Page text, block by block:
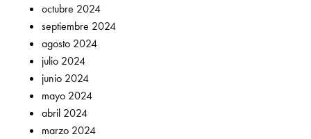
octubre 2024
septiembre 2024
agosto 2024
julio 2024
junio 2024
mayo 2024
abril 2024
marzo 2024